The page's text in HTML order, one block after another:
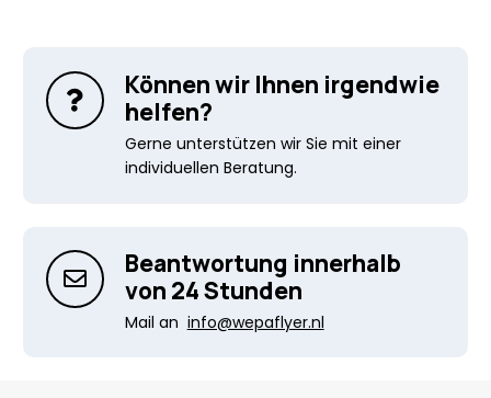
Können wir Ihnen irgendwie
helfen?
Gerne unterstützen wir Sie mit einer
individuellen Beratung.
Beantwortung innerhalb
von 24 Stunden
Mail an info@wepaflyer.nl